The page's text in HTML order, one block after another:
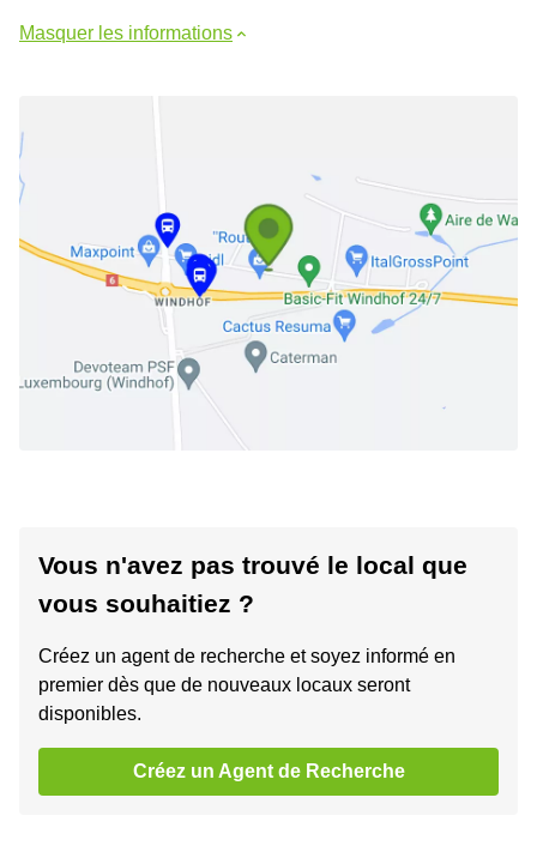
Masquer les informations
Vous n'avez pas trouvé le local que
vous souhaitiez ?
Créez un agent de recherche et soyez informé en
premier dès que de nouveaux locaux seront
disponibles.
Créez un Agent de Recherche